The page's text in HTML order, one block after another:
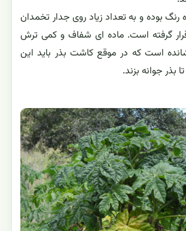
ماده از گل های نر بزرگتر بوده ولی روی
و نازکتری تشکیل می شوند.
میوه ها حدود 6 تا 15 سانتیمتر طول و 3 تا 8 سانتیمتر نیز
دارای پنج شیار طولی است که از ابتدا تا
می گیرد. میوه های نارس به رنگ سبز و میوه
بوده و مزه ای مشابه مزه ی خربزه درختی
صورت پخته شده یا خام به مصرف خوراکی
می رسد. هر درخت ممکن است بیش از 50 تا 60 عدد میوه در
رنگ بوده و به تعداد زیاد روی جدار تخمدان
گرفته است. ماده ای شفاف و کمی ترش
است که در موقع کاشت بذر باید این